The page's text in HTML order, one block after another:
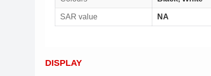
SAR value NA
DISPLAY